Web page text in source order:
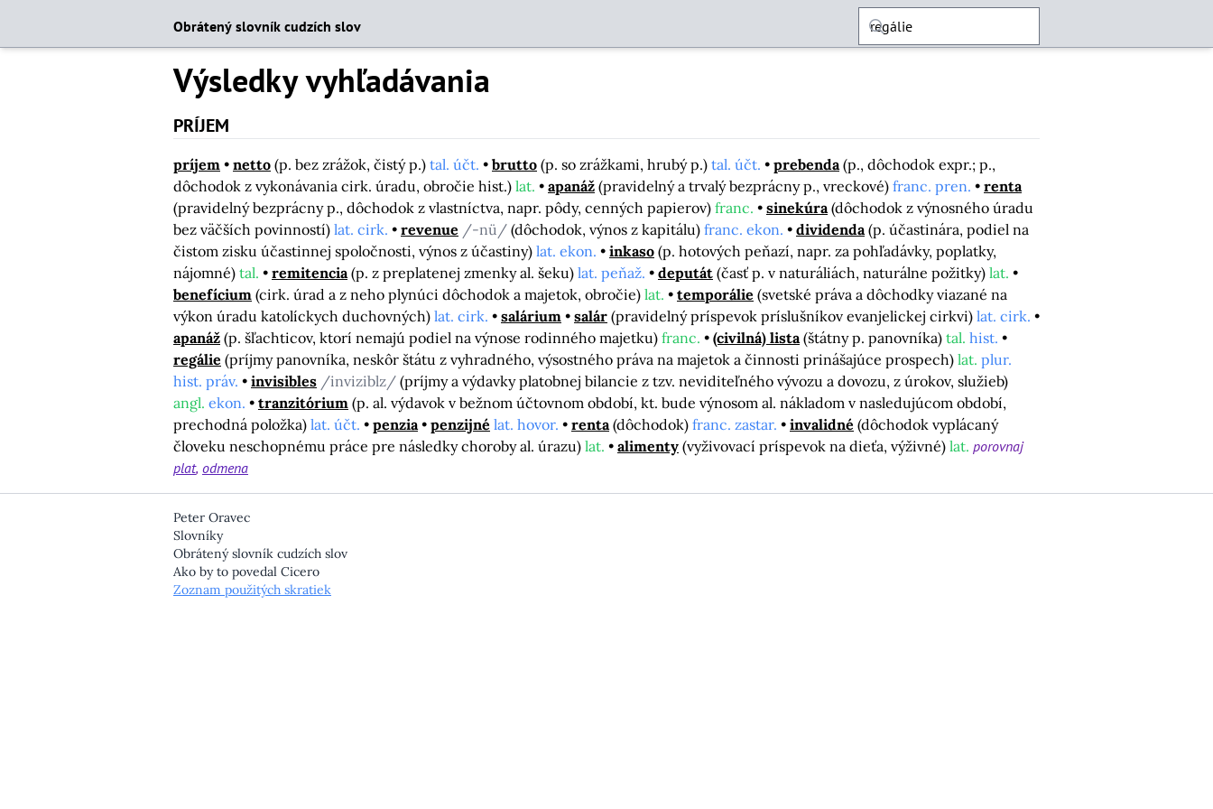
Obrátený slovník cudzích slov
Výsledky vyhľadávania
PRÍJEM
príjem netto (p. bez zrážok, čistý p.) tal. účt. brutto (p. so zrážkami, hrubý p.) tal. účt. prebenda (p., dôchodok expr.; p.,
dôchodok z vykonávania cirk. úradu, obročie hist.) lat. apanáž (pravidelný a trvalý bezprácny p., vreckové) franc. pren.
renta
(pravidelný bezprácny p., dôchodok z vlastníctva, napr. pôdy, cenných papierov) franc. sinekúra (dôchodok z výnosného úradu
bez väčších povinností) lat. cirk. revenue /-nü/ (dôchodok, výnos z kapitálu) franc. ekon. dividenda (p. účastinára, podiel na
čistom zisku účastinnej spoločnosti, výnos z účastiny) lat. ekon. inkaso (p. hotových peňazí, napr. za pohľadávky, poplatky,
nájomné) tal. remitencia (p. z preplatenej zmenky al. šeku) lat. peňaž. deputát (časť p. v naturáliách, naturálne požitky) lat.
benefícium (cirk. úrad a z neho plynúci dôchodok a majetok, obročie) lat. temporálie (svetské práva a dôchodky viazané na
výkon úradu katolíckych duchovných) lat. cirk. salárium salár (pravidelný príspevok príslušníkov evanjelickej cirkvi) lat. cirk.
apanáž (p. šľachticov, ktorí nemajú podiel na výnose rodinného majetku) franc. (civilná) lista (štátny p. panovníka) tal. hist.
regálie (príjmy panovníka, neskôr štátu z vyhradného, výsostného práva na majetok a činnosti prinášajúce prospech) lat. plur.
hist. práv.
invisibles /inviziblz/ (príjmy a výdavky platobnej bilancie z tzv. neviditeľného vývozu a dovozu, z úrokov, služieb)
angl. ekon. tranzitórium (p. al. výdavok v bežnom účtovnom období, kt. bude výnosom al. nákladom v nasledujúcom období,
prechodná položka) lat. účt. penzia penzijné lat. hovor. renta (dôchodok) franc. zastar. invalidné (dôchodok vyplácaný
človeku neschopnému práce pre následky choroby al. úrazu) lat. alimenty (vyživovací príspevok na dieťa, výživné) lat. porovnaj
plat odmena
Peter Oravec
Slovníky
Obrátený slovník cudzích slov
Ako by to povedal Cicero
Zoznam použitých skratiek